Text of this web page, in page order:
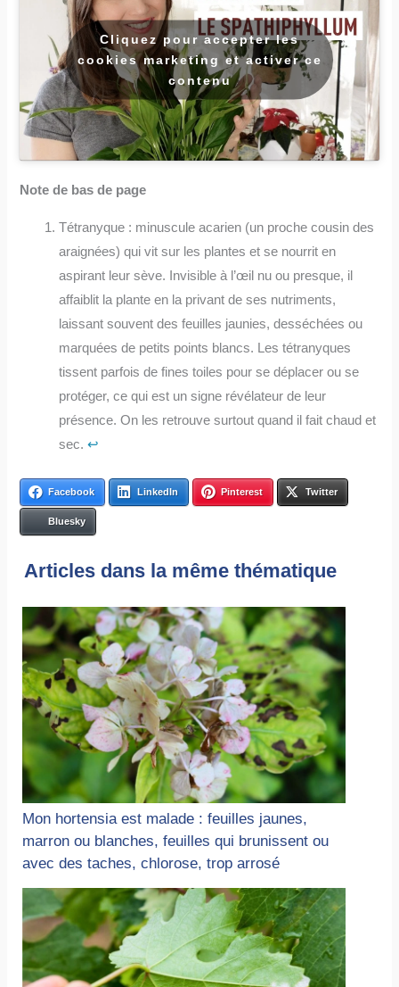
Cliquez pour accepter les
cookies marketing et activer ce
contenu
Note de bas de page
Tétranyque : minuscule acarien (un proche cousin des
araignées) qui vit sur les plantes et se nourrit en
aspirant leur sève. Invisible à l’œil nu ou presque, il
affaiblit la plante en la privant de ses nutriments,
laissant souvent des feuilles jaunies, desséchées ou
marquées de petits points blancs. Les tétranyques
tissent parfois de fines toiles pour se déplacer ou se
protéger, ce qui est un signe révélateur de leur
présence. On les retrouve surtout quand il fait chaud et
sec.↩︎
Facebook LinkedIn Pinterest Twitter
Bluesky
Articles dans la même thématique
Mon hortensia est malade : feuilles jaunes,
marron ou blanches, feuilles qui brunissent ou
avec des taches, chlorose, trop arrosé